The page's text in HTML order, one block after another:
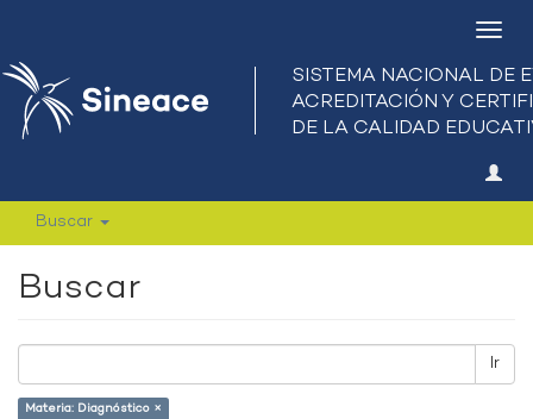
Buscar
Buscar
Ir
Materia: Diagnóstico ×